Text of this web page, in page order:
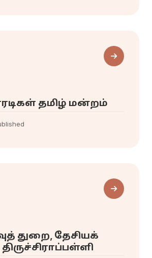
தமிழ் மன்றம்
துறை, தேசியக்